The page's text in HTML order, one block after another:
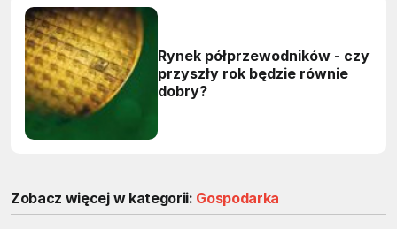
Rynek półprzewodników - czy
przyszły rok będzie równie
dobry?
Zobacz więcej w kategorii: Gospodarka